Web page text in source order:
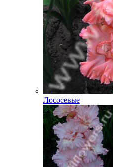
Лососевые